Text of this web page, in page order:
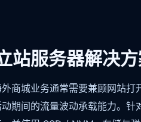
站服务器解决
商城业务通常需要兼顾网站打
期间的流量波动承载能力。针